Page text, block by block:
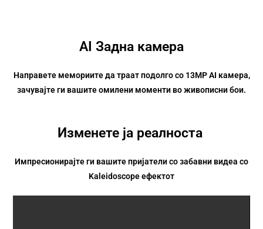
AI Задна камера
Направете мемориите да траат подолго со 13MP AI камера,
зачувајте ги вашите омилени моменти во живописни бои.
Изменете ја реалноста
Импресионирајте ги вашите пријатели со забавни видеа со
Kaleidoscope ефектот